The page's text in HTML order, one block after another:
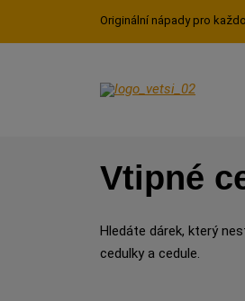
Originální nápady pro
Vtipné
Hledáte dárek, který
cedulky a cedule.